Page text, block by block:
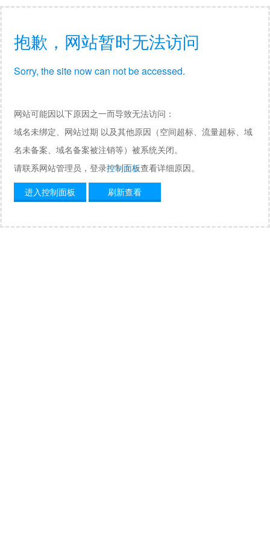
抱歉，网站暂时无法访问
Sorry, the site now can not be accessed.
网站可能因以下原因之一而导致无法访问：
域名未绑定、网站过期 以及其他原因（空间超标、流量超标、域
名未备案、域名备案被注销等）被系统关闭。
请联系网站管理员，登录控制面板查看详细原因。
进入控制面板
刷新查看